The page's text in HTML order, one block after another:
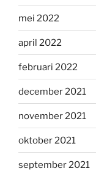
mei 2022
april 2022
februari 2022
december 2021
november 2021
oktober 2021
september 2021